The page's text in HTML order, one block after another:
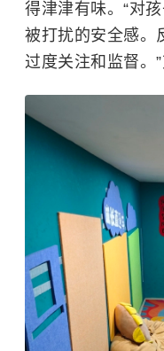
得津津有味。“对
被打扰的安全感。
过度关注和监督。”